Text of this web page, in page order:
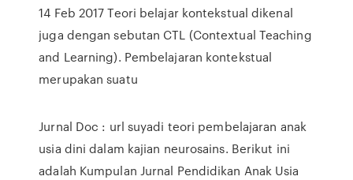
14 Feb 2017 Teori belajar kontekstual dikenal
juga dengan sebutan CTL (Contextual Teaching
and Learning). Pembelajaran kontekstual
merupakan suatu
Jurnal Doc : url suyadi teori pembelajaran anak
usia dini dalam kajian neurosains. Berikut ini
adalah Kumpulan Jurnal Pendidikan Anak Usia